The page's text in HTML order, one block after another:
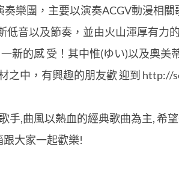
樂團，主要以演奏ACGV動漫相
音以及節奏，並由火山渾厚有力
新的感 受！其中惟(ゆい)以及奧美
中，有興趣的朋友歡 迎到 http://
手,曲風以熱血的經典歌曲為主, 希
大家一起歡樂!